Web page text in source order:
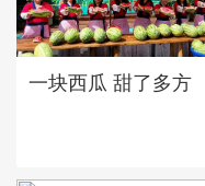
一块西瓜 甜了多方